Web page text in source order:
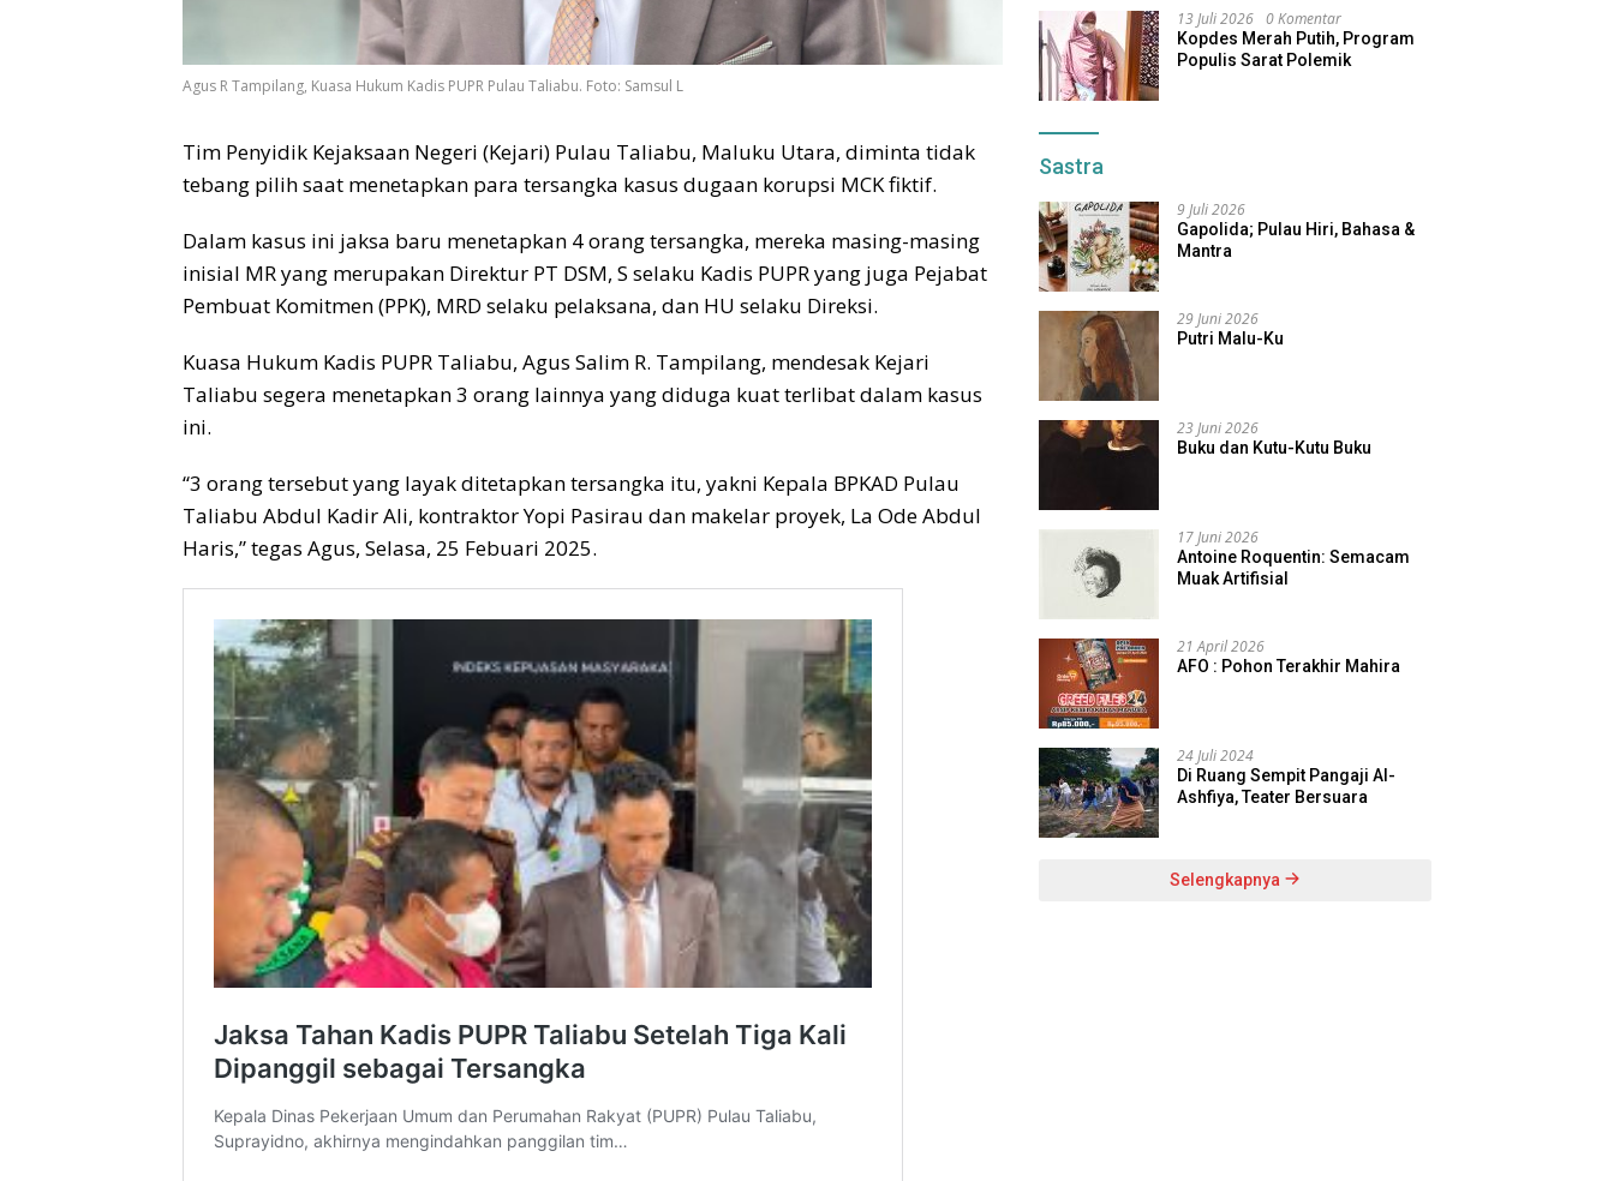
Agus R Tampilang, Kuasa Hukum Kadis PUPR Pulau Taliabu. Foto: Samsul L
Tim Penyidik Kejaksaan Negeri (Kejari) Pulau Taliabu, Maluku Utara, diminta tidak
tebang pilih saat menetapkan para tersangka kasus dugaan korupsi MCK fiktif.
Dalam kasus ini jaksa baru menetapkan 4 orang tersangka, mereka masing-masing
inisial MR yang merupakan Direktur PT DSM, S selaku Kadis PUPR yang juga Pejabat
Pembuat Komitmen (PPK), MRD selaku pelaksana, dan HU selaku Direksi.
Kuasa Hukum Kadis PUPR Taliabu, Agus Salim R. Tampilang, mendesak Kejari
Taliabu segera menetapkan 3 orang lainnya yang diduga kuat terlibat dalam kasus
ini.
“3 orang tersebut yang layak ditetapkan tersangka itu, yakni Kepala BPKAD Pulau
Taliabu Abdul Kadir Ali, kontraktor Yopi Pasirau dan makelar proyek, La Ode Abdul
Haris,” tegas Agus, Selasa, 25 Febuari 2025.
13 Juli 2026 0 Komentar
Kopdes Merah Putih, Program
Populis Sarat Polemik
Sastra
9 Juli 2026
Gapolida; Pulau Hiri, Bahasa &
Mantra
29 Juni 2026
Putri Malu-Ku
23 Juni 2026
Buku dan Kutu-Kutu Buku
17 Juni 2026
Antoine Roquentin: Semacam
Muak Artifisial
21 April 2026
AFO : Pohon Terakhir Mahira
24 Juli 2024
Di Ruang Sempit Pangaji Al-
Ashfiya, Teater Bersuara
Selengkapnya